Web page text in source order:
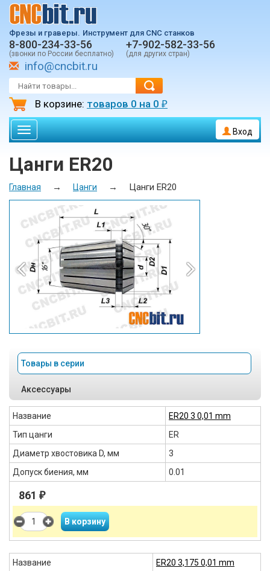
Фрезы и граверы. Инструмент для CNC станков
8-800-234-33-56
(звонки по России бесплатно)
+7-902-582-33-56
(для других стран)
info@cncbit.ru
В корзине: товаров 0 на 0 ₽
Toggle
navigation
Вход
Цанги ER20
Главная → Цанги → Цанги ER20
Товары в серии
Аксессуары
Название
ER20 3 0,01 mm
Тип цанги
ER
Диаметр хвостовика D, мм
3
Допуск биения, мм
0.01
861 ₽
Название
ER20 3,175 0,01 mm